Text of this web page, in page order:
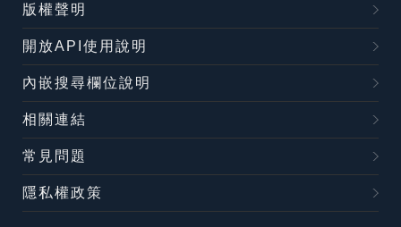
版權聲明
開放API使用說明
內嵌搜尋欄位說明
相關連結
常見問題
隱私權政策